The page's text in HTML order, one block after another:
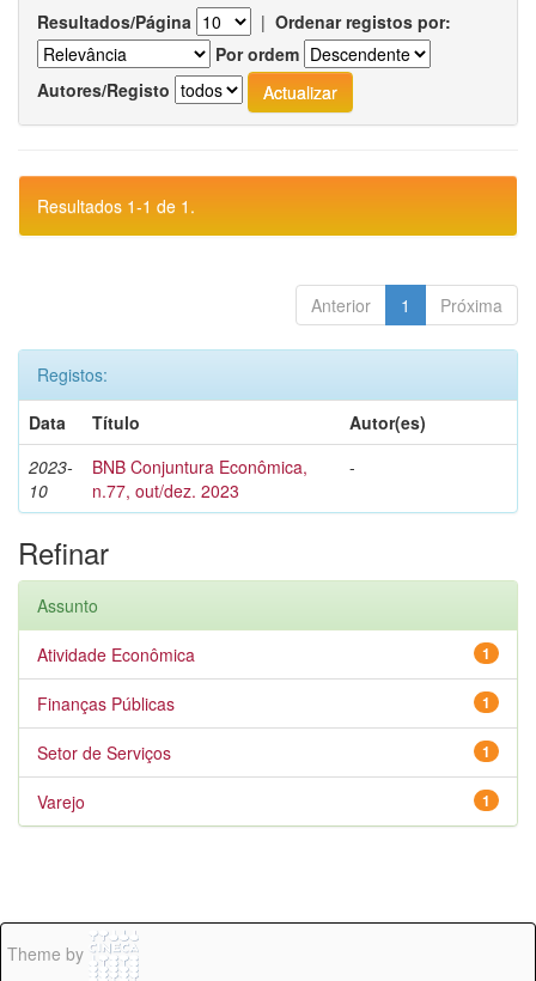
Resultados/Página | Ordenar registos por:
Por ordem
Autores/Registo
Resultados 1-1 de 1.
Anterior 1 Próxima
Registos:
Data
Título
Autor(es)
2023-
10
BNB Conjuntura Econômica,
n.77, out/dez. 2023
-
Refinar
Assunto
1
Atividade Econômica
1
Finanças Públicas
1
Setor de Serviços
1
Varejo
Theme by